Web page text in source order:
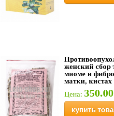
женский сбор
миоме и
матки, кистах
Цена:
купить